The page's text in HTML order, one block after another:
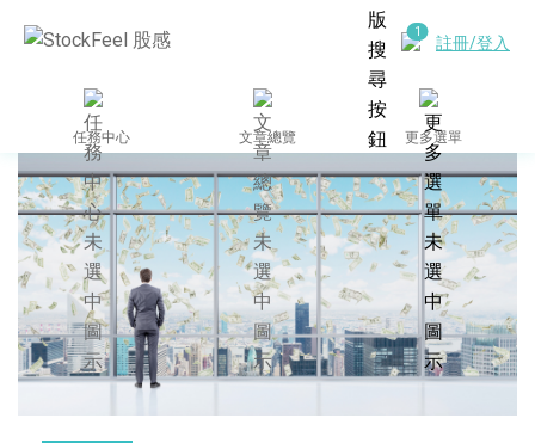
註冊/登入
任務中心 文章總覽 更多選單